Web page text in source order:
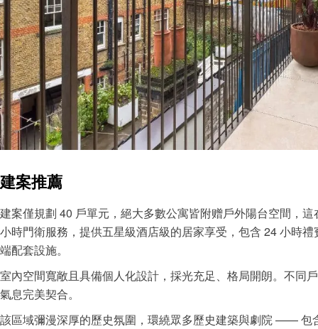
建案推薦
建案僅規劃 40 戶單元，絕大多數公寓皆附赠戶外陽台空間，
小時門衛服務，提供五星級酒店級的居家享受，包含 24 小時
端配套設施。
室內空間寬敞且具備個人化設計，採光充足、格局開朗。不同
氣息完美契合。
該區域彌漫深厚的歷史氛圍，環繞眾多歷史建築與劇院 —— 包